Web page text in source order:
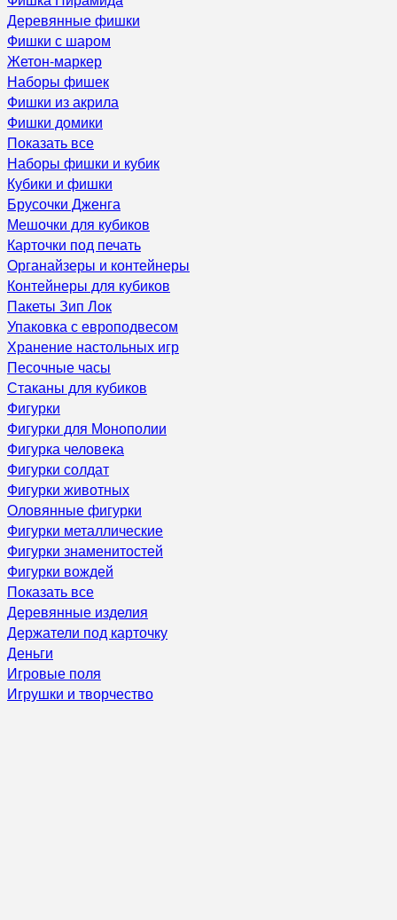
Деревянные фишки
Фишки с шаром
Жетон-маркер
Наборы фишек
Фишки из акрила
Фишки домики
Показать все
Наборы фишки и кубик
Кубики и фишки
Брусочки Дженга
Мешочки для кубиков
Карточки под печать
Органайзеры и контейнеры
Контейнеры для кубиков
Пакеты Зип Лок
Упаковка с европодвесом
Хранение настольных игр
Песочные часы
Стаканы для кубиков
Фигурки
Фигурки для Монополии
Фигурка человека
Фигурки солдат
Фигурки животных
Оловянные фигурки
Фигурки металлические
Фигурки знаменитостей
Фигурки вождей
Показать все
Деревянные изделия
Держатели под карточку
Деньги
Игровые поля
Игрушки и творчество